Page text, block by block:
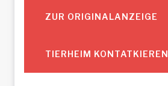
ZUR ORIGINALANZEIGE
TIERHEIM KONTATKIEREN